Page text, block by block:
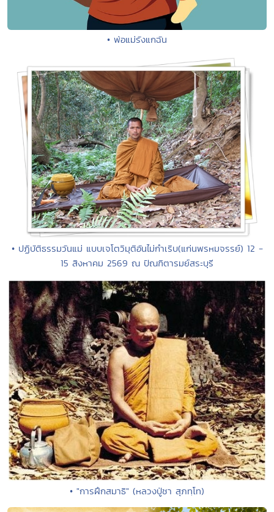
• พ่อแม่รังแกฉัน
• ปฏิบัติธรรมวันแม่ แบบเจโตวิมุติอันไม่กำเริบ(แก่นพรหมจรรย์) 12 -
15 สิงหาคม 2569 ณ ปัณฑิตารมย์สระบุรี
• "การฝึกสมาธิ" (หลวงปู่ชา สุภทฺโท)